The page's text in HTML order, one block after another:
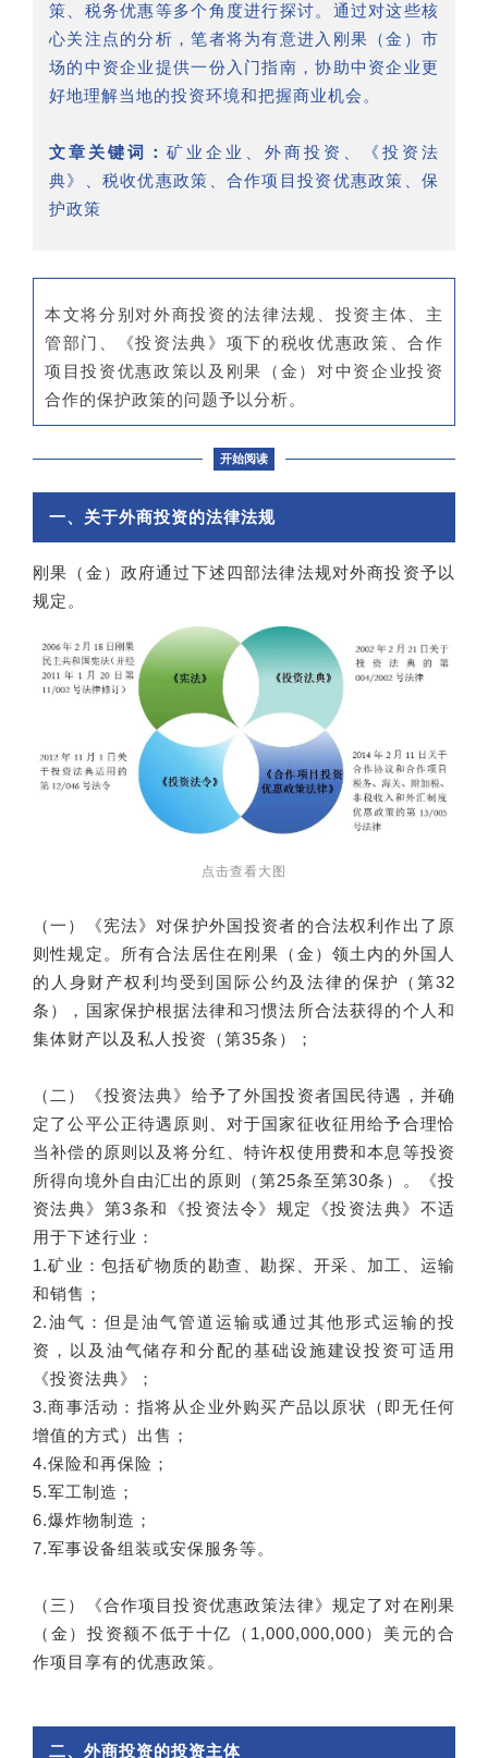
策、税务优惠等多个角度进行探讨。通过对这些核
心关注点的分析，笔者将为有意进入刚果（金）市
场的中资企业提供一份入门指南，协助中资企业更
好地理解当地的投资环境和把握商业机会。
文章关键词： 矿业企业、外商投资、《投资法
典》、税收优惠政策、合作项目投资优惠政策、保
护政策
本文将分别对外商投资的法律法规、投资主体、主
管部门、《投资法典》项下的税收优惠政策、合作
项目投资优惠政策以及刚果（金）对中资企业投资
合作的保护政策的问题予以分析。
开始阅读
一、关于外商投资的法律法规
刚果（金）政府通过下述四部法律法规对外商投资予以
规定。
点击查看大图
（一）《宪法》对保护外国投资者的合法权利作出了原
则性规定。所有合法居住在刚果（金）领土内的外国人
的人身财产权利均受到国际公约及法律的保护（第32
条），国家保护根据法律和习惯法所合法获得的个人和
集体财产以及私人投资（第35条）；
（二）《投资法典》给予了外国投资者国民待遇，并确
定了公平公正待遇原则、对于国家征收征用给予合理恰
当补偿的原则以及将分红、特许权使用费和本息等投资
所得向境外自由汇出的原则（第25条至第30条）。《投
资法典》第3条和《投资法令》规定《投资法典》不适
用于下述行业：
1.矿业：包括矿物质的勘查、勘探、开采、加工、运输
和销售；
2.油气：但是油气管道运输或通过其他形式运输的投
资，以及油气储存和分配的基础设施建设投资可适用
《投资法典》；
3.商事活动：指将从企业外购买产品以原状（即无任何
增值的方式）出售；
4.保险和再保险；
5.军工制造；
6.爆炸物制造；
7.军事设备组装或安保服务等。
（三）《合作项目投资优惠政策法律》规定了对在刚果
（金）投资额不低于十亿（1,000,000,000）美元的合
作项目享有的优惠政策。
二、外商投资的投资主体